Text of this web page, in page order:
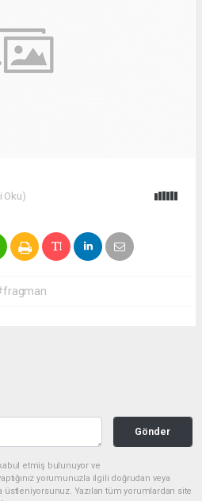
Oku)
Gönder
etmiş bulunuyor ve
yorumunuzla ilgili doğrudan veya
üstleniyorsunuz. Yazılan tüm yorumlardan site